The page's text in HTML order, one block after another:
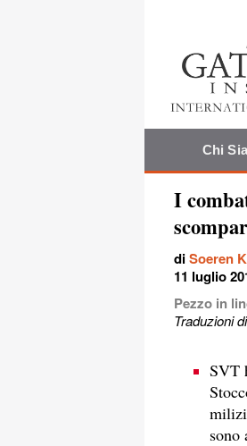
Chi
I
diSoeren
11 luglio
Pezzo in
Traduzioni
SVT
sono